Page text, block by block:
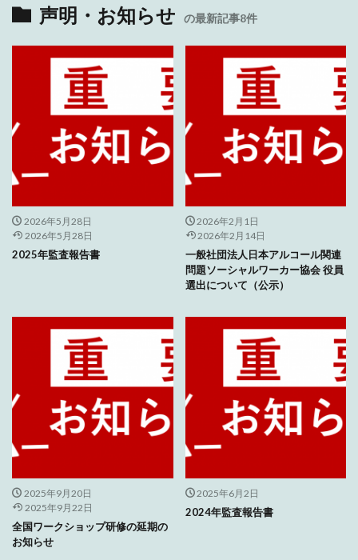
声明・お知らせ の最新記事8件
2026年5月28日
2026年5月28日
2025年監査報告書
2026年2月1日
2026年2月14日
一般社団法人日本アルコール関連
問題ソーシャルワーカー協会 役員
選出について（公示）
2025年9月20日
2025年9月22日
全国ワークショップ研修の延期の
お知らせ
2025年6月2日
2024年監査報告書